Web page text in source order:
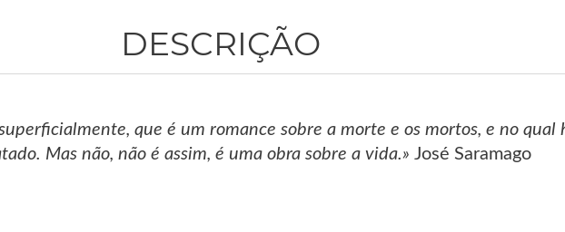
DESCRIÇÃO
que é um romance sobre a morte e os mortos, e no
Mas não, não é assim, é uma obra sobre a vida.» José Saramago